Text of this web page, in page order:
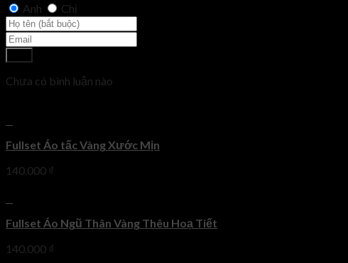
Anh Chị
Chưa có bình luận nào
Fullset Áo tấc Vàng Xước Mịn
140.000 ₫
Fullset Áo Ngũ Thân Vàng Thêu Hoạ Tiết
140.000 ₫